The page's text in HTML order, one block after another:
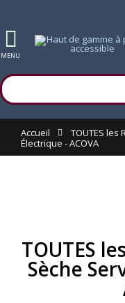
MENU
Accueil
TOUTES
Électrique - ACOVA
TOUTES
Sèche